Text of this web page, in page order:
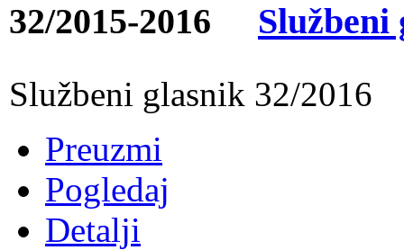
Službeni
Službeni glasnik 32/2016
Preuzmi
Pogledaj
Detalji